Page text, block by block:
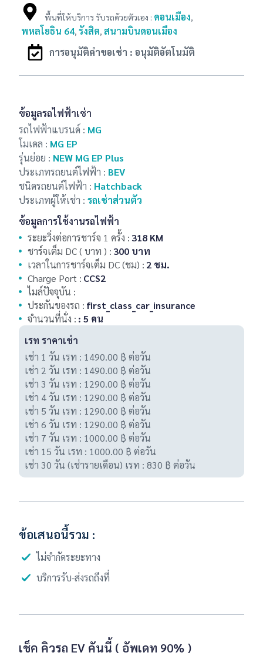
พื้นที่ให้บริการ รับรถด้วยตัวเอง : ดอนเมือง
พหลโยธิน 64, รังสิต สนามบินดอนเมือง
การอนุมัติคำขอเช่า : อนุมัติอัตโนมัติ
ข้อมูลรถไฟฟ้าเช่า
รถไฟฟ้าแบรนด์ : MG
โมเดล : MG EP
รุ่นย่อย : NEW MG EP Plus
ประเภทรถยนต์ไฟฟ้า : BEV
ชนิดรถยนต์ไฟฟ้า : Hatchback
ประเภทผู้ให้เช่า : รถเช่าส่วนตัว
ข้อมูลการใช้งานรถไฟฟ้า
ระยะวิ่งต่อการชาร์จ 1 ครั้ง : 318 KM
ชาร์จเต็ม DC ( บาท ) : 300 บาท
เวลาในการชาร์จเต็ม DC (ชม) : 2 ชม.
Charge Port : CCS2
ไมล์ปัจจุบัน :
ประกันของรถ : first_class_car_insurance
จำนวนที่นั่ง : : 5 คน
เรท ราคาเช่า
เช่า 1 วัน เรท : 1490.00 ฿ ต่อวัน
เช่า 2 วัน เรท : 1490.00 ฿ ต่อวัน
เช่า 3 วัน เรท : 1290.00 ฿ ต่อวัน
เช่า 4 วัน เรท : 1290.00 ฿ ต่อวัน
เช่า 5 วัน เรท : 1290.00 ฿ ต่อวัน
เช่า 6 วัน เรท : 1290.00 ฿ ต่อวัน
เช่า 7 วัน เรท : 1000.00 ฿ ต่อวัน
เช่า 15 วัน เรท : 1000.00 ฿ ต่อวัน
เช่า 30 วัน (เช่ารายเดือน) เรท : 830 ฿ ต่อวัน
ข้อเสนอนี้รวม :
ไม่จำกัดระยะทาง
บริการรับ-ส่งรถถึงที่
เช็ค คิวรถ EV คันนี้ ( อัพเดท 90% )
ต้องระบุให้ละเอียด เพื่อให้ Owner อนุมมัติ ได้รวดเร็วที่สุด
จุดรับรถ คืนรถ*
ราคาเบื้องต้น: ฿0.00
ชื่อผู้จอง*
โปรดใช้ชื่อเดียวกับใบขับขี่
เมลติดต่อ*
Note
โปรดศึกษาก่อนส่งคำขอ
นี้คือราคาเช่าประเมินเบื้องต้น เท่านั้น ลูกค้าจะได้ใบเสนอ
จำนวนวันเช่าอาจเปลี่ยนแปลง หาก เกิน รอบเช่า 1 วันเช่า
= 24 ชม
ต้องการเช่ารายเดือน โปรทักแชต เพื่อขอความช่วยเหลือ
การจอง
เพิ่ม info@evrentthai.com เข้า Contact Mail เพื่อ
ป้องกัน Mail โอนจองเข้า Mail ขยะ
ฉันได้อ่านthe terms and conditions
ไข.
เลือก เพื่อยืนยัน (จำเป็น)
ส่งใบคำขอเช่า